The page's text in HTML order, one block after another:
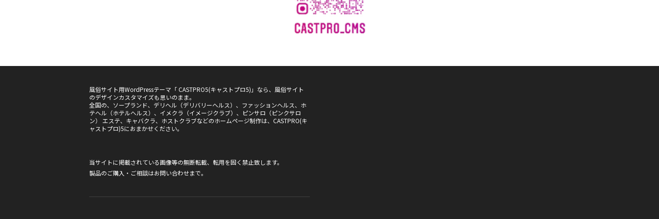
風俗サイト用WordPressテーマ「 CASTPRO5(キャストプロ5)」なら、風俗サイト
のデザインカスタマイズも思いのまま。
全国の、ソープランド、デリヘル（デリバリーヘルス）、ファッションヘルス、ホ
テヘル（ホテルヘルス）、イメクラ（イメージクラブ）、ピンサロ（ピンクサロ
ン） エステ、キャバクラ、ホストクラブなどのホームページ制作は、CASTPRO(キ
ャストプロ)5におまかせください。
当サイトに掲載されている画像等の無断転載、転用を固く禁止致します。
製品のご購入・ご相談はお問い合わせまで。